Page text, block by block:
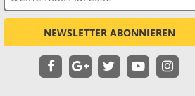
NEWSLETTER ABONNIEREN